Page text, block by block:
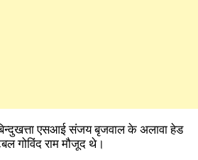
एसआई संजय बृजवाल के अलावा हेड
गोविंद राम मौजूद थे।